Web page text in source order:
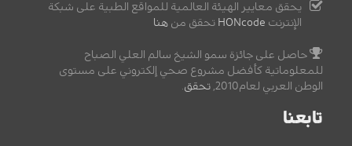
يحقق معايير الهيئة العالمية للمواقع الطبية على شبكة
الإنترنت HONcode تحقق من هنا
حاصل على جائزة سمو الشيخ سالم العلي الصباح
للمعلوماتية كأفضل مشروع صحي إلكتروني على مستوى
الوطن العربي لعام2010,
تحقق.
تابعنا